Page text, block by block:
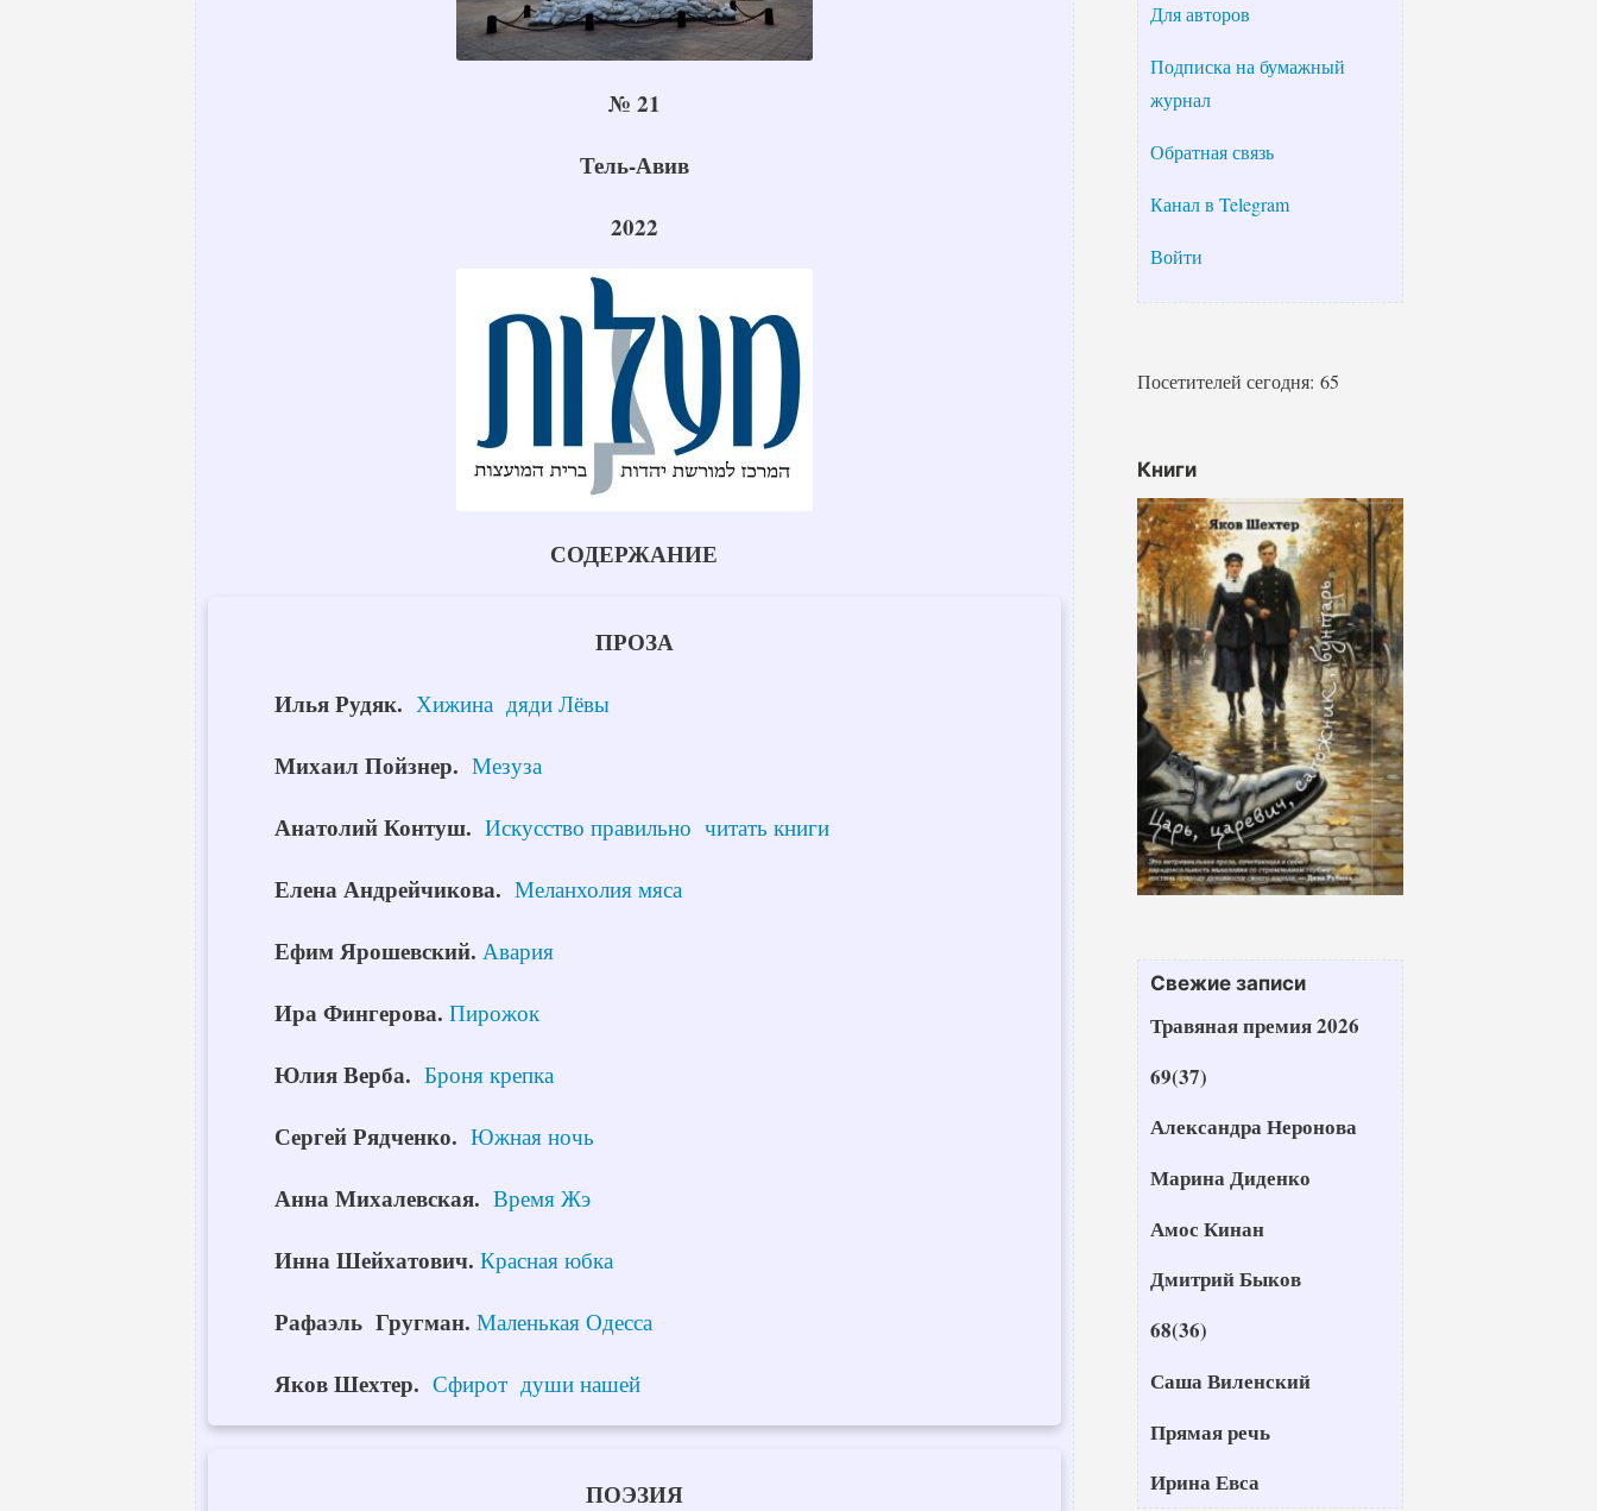
№ 21
Тель-Авив
2022
СОДЕРЖАНИЕ
ПРОЗА
Илья Рудяк. Хижина дяди Лёвы
Михаил Пойзнер. Мезуза
Анатолий Контуш. Искусство правильно читать книги
Елена Андрейчикова. Меланхолия мяса
Ефим Ярошевский. Авария
Ира Фингерова. Пирожок
Юлия Верба. Броня крепка
Сергей Рядченко. Южная ночь
Анна Михалевская. Время Жэ
Инна Шейхатович. Красная юбка
Рафаэль Гругман. Маленькая Одесса
Яков Шехтер. Сфирот души нашей
ПОЭЗИЯ
Для авторов
Подписка на бумажный
журнал
Обратная связь
Канал в Telegram
Войти
Посетителей сегодня: 65
Книги
Свежие записи
Травяная премия 2026
69(37)
Александра Неронова
Марина Диденко
Амос Кинан
Дмитрий Быков
68(36)
Саша Виленский
Прямая речь
Ирина Евса